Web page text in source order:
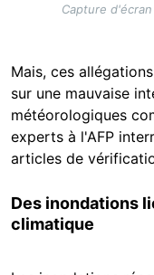
Capture
Mais, ces
sur une mauvaise
météorologiques
experts à l'AFP
articles de
Des inondations
climatique